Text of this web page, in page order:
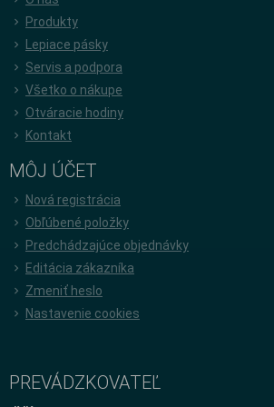
Produkty
Lepiace pásky
Servis a podpora
Všetko o nákupe
Otváracie hodiny
Kontakt
MÔJ ÚČET
Nová registrácia
Obľúbené položky
Predchádzajúce objednávky
Editácia zákazníka
Zmeniť heslo
Nastavenie cookies
PREVÁDZKOVATEĽ